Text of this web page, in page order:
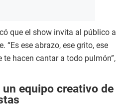
que el show invita al público a
“Es ese abrazo, ese grito, ese
te hacen cantar a todo pulmón”,
equipo creativo de